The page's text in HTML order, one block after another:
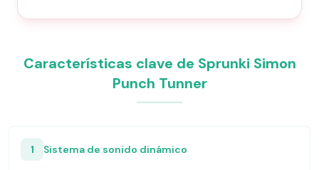
Características clave de Sprunki Simon
Punch Tunner
1 Sistema de sonido dinámico